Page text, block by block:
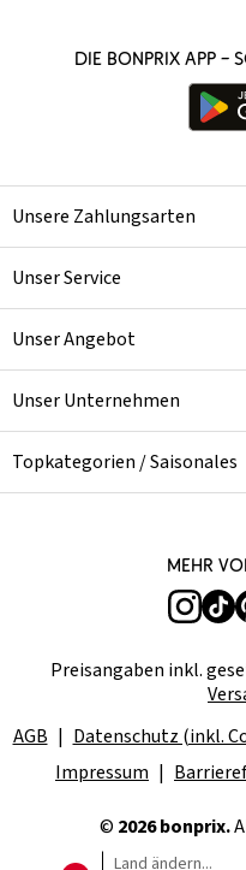
Die bonprix App –
Unsere Zahlungsarten
Unser Service
Unser Angebot
Unser Unternehmen
Topkategorien / Saisonales
Mehr
Preisangaben inkl.
AGB
Datenschutz (inkl.
Impressum
© 2026 bonprix.
Land ändern...